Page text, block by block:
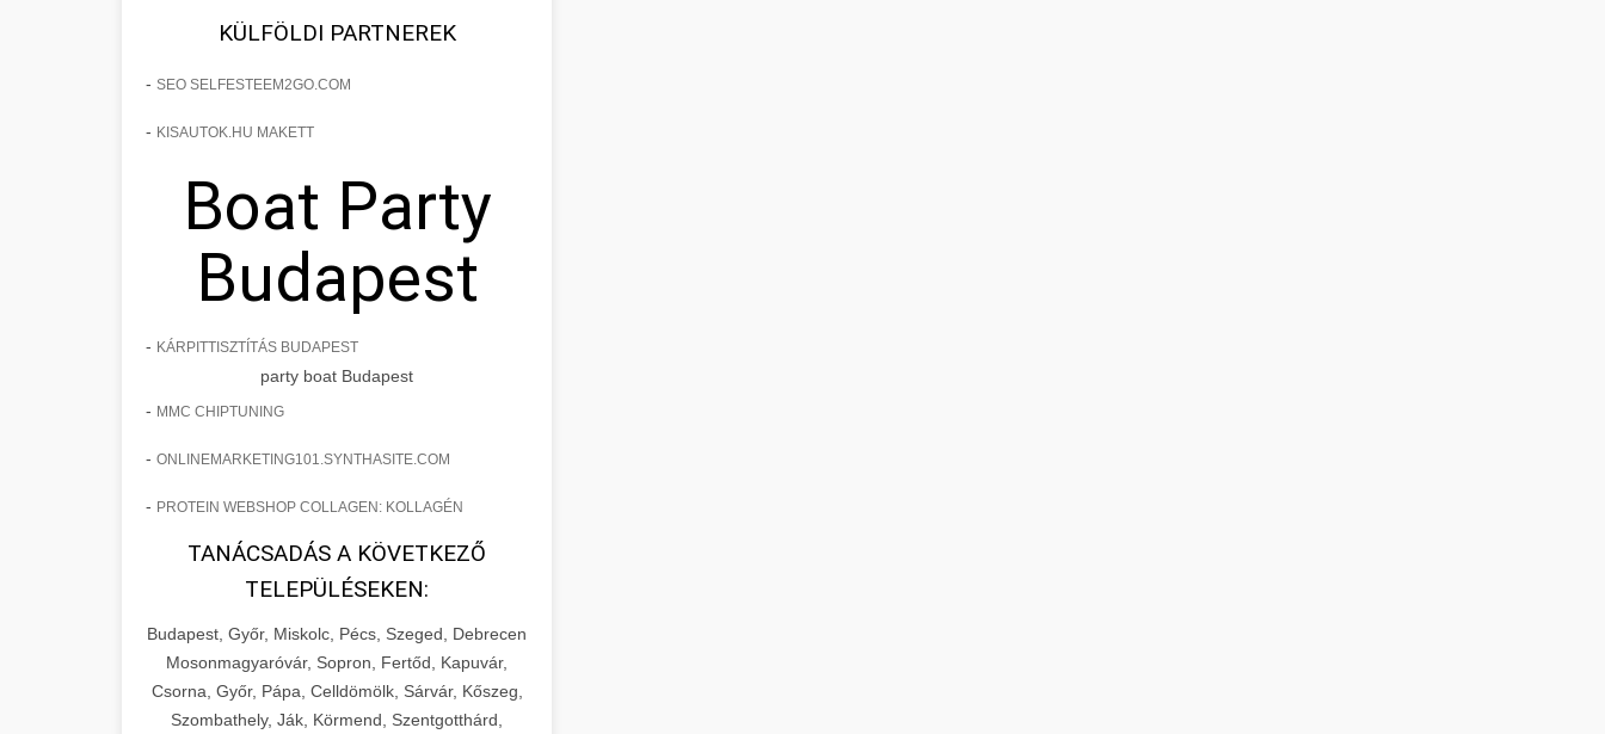
KÜLFÖLDI PARTNEREK
- SEO SELFESTEEM2GO.COM
- KISAUTOK.HU MAKETT
Boat Party
Budapest
- KÁRPITTISZTÍTÁS BUDAPEST
party boat Budapest
- MMC CHIPTUNING
- ONLINEMARKETING101.SYNTHASITE.COM
- PROTEIN WEBSHOP COLLAGEN: KOLLAGÉN
TANÁCSADÁS A KÖVETKEZŐ
TELEPÜLÉSEKEN:
Budapest, Győr, Miskolc, Pécs, Szeged, Debrecen
Mosonmagyaróvár, Sopron, Fertőd, Kapuvár,
Csorna, Győr, Pápa, Celldömölk, Sárvár, Kőszeg,
Szombathely, Ják, Körmend, Szentgotthárd,